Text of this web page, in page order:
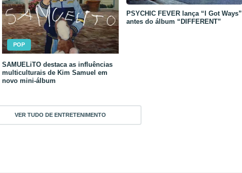
POP
SAMUELiTO destaca as influências
multiculturais de Kim Samuel em
novo mini-álbum
PSYCHIC FEVER lança “I Got Ways”
antes do álbum “DIFFERENT”
VER TUDO DE ENTRETENIMENTO